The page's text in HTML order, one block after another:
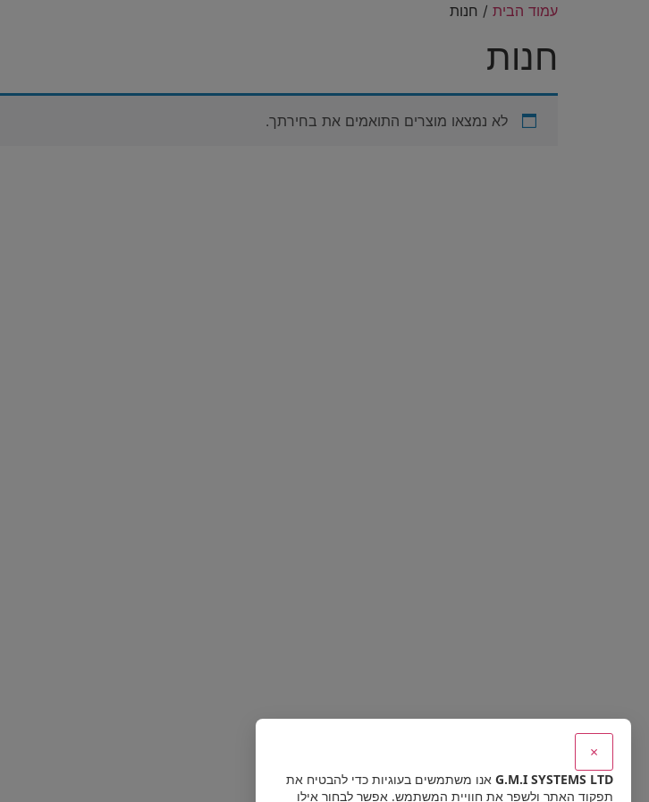
עמוד הבית / חנות
חנות
לא נמצאו מוצרים התואמים את בחירתך.
×
G.M.I SYSTEMS LTD אנו משתמשים בעוגיות כדי להבטיח את
תפקוד האתר ולשפר את חוויית המשתמש. אפשר לבחור אילו